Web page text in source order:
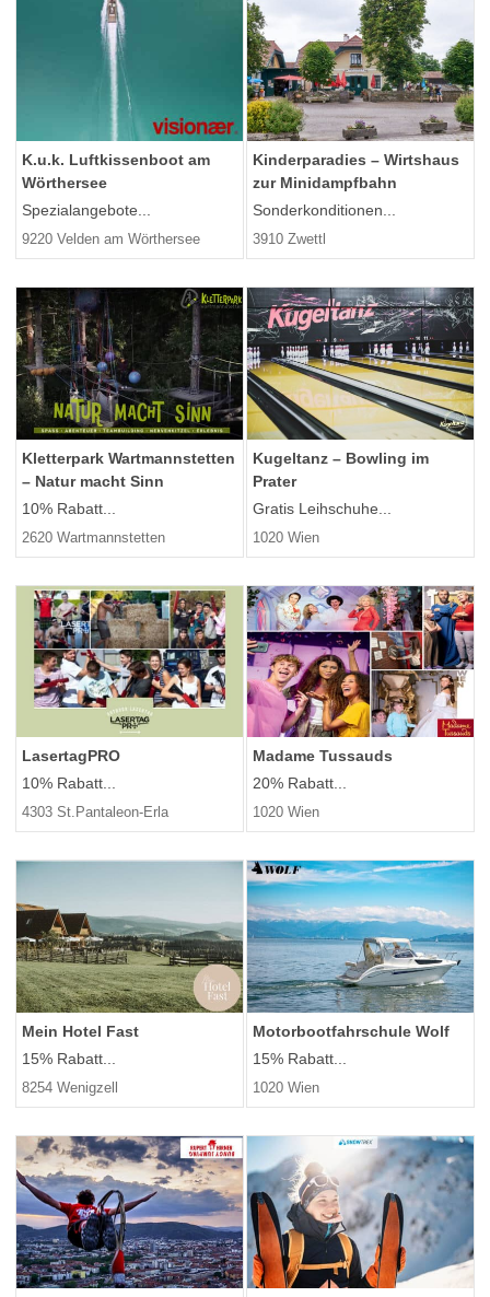
K.u.k. Luftkissenboot am
Wörthersee
Spezialangebote...
9220 Velden am Wörthersee
Kinderparadies – Wirtshaus
zur Minidampfbahn
Sonderkonditionen...
3910 Zwettl
Kletterpark Wartmannstetten
– Natur macht Sinn
10% Rabatt...
2620 Wartmannstetten
Kugeltanz – Bowling im
Prater
Gratis Leihschuhe...
1020 Wien
LasertagPRO
10% Rabatt...
4303 St.Pantaleon-Erla
Madame Tussauds
20% Rabatt...
1020 Wien
Mein Hotel Fast
15% Rabatt...
8254 Wenigzell
Motorbootfahrschule Wolf
15% Rabatt...
1020 Wien